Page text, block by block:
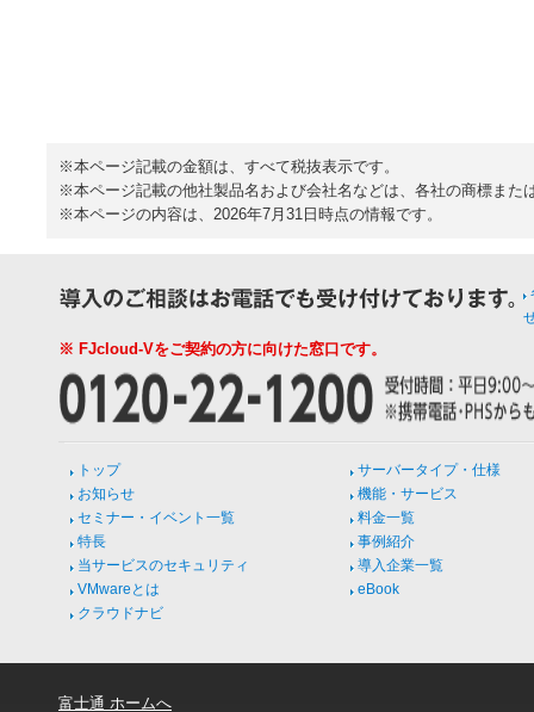
※本ページ記載の金額は、すべて税抜表示です。
※本ページ記載の他社製品名および会社名などは、各社の商標また
※本ページの内容は、2026年7月31日時点の情報です。
※ FJcloud-Vをご契約の方に向けた窓口です。
トップ
お知らせ
セミナー・イベント一覧
特長
当サービスのセキュリティ
VMwareとは
クラウドナビ
サーバータイプ・仕様
機能・サービス
料金一覧
事例紹介
導入企業一覧
eBook
富士通 ホームへ